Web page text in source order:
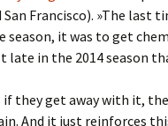
Francisco). »The last
season, it was to get
late in the 2014 season
if they get away with it,
And it just reinforces